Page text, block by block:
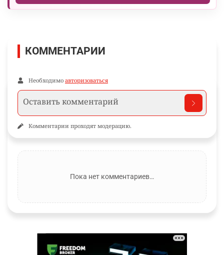
КОММЕНТАРИИ
Необходимо авторизоваться
Комментарии проходят модерацию.
Пока нет комментариев…